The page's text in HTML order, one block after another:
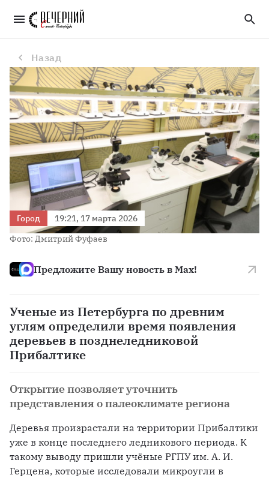
Ученые из Петербурга по древним углям определили время появления деревьев в позднеледниковой Прибалтике
Назад
Город
19:21, 17 марта 2026
Фото: Дмитрий Фуфаев
Предложите Вашу новость в Max!
Ученые из Петербурга по древним
углям определили время появления
деревьев в позднеледниковой
Прибалтике
Открытие позволяет уточнить
представления о палеоклимате региона
Деревья произрастали на территории Прибалтики
уже в конце последнего ледникового периода. К
такому выводу пришли учёные РГПУ им. А. И.
Герцена, которые исследовали микроугли в